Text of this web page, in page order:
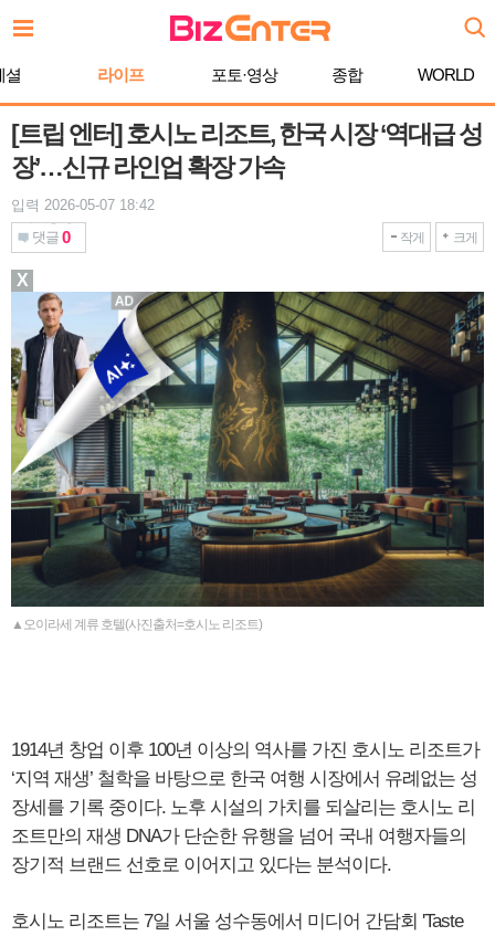
문
로
기
셜 라이프 포토·영상 종합 WORLD
[트립 엔터] 호시노 리조트, 한국 시장 ‘역대급 성
장’…신규 라인업 확장 가속
입력 2026-05-07 18:42
댓글 0 작게 크게
▲오이라세 계류 호텔(사진출처=호시노 리조트)
1914년 창업 이후 100년 이상의 역사를 가진 호시노 리조트가
‘지역 재생’ 철학을 바탕으로 한국 여행 시장에서 유례없는 성
장세를 기록 중이다. 노후 시설의 가치를 되살리는 호시노 리
조트만의 재생 DNA가 단순한 유행을 넘어 국내 여행자들의
장기적 브랜드 선호로 이어지고 있다는 분석이다.
호시노 리조트는 7일 서울 성수동에서 미디어 간담회 'Taste
X